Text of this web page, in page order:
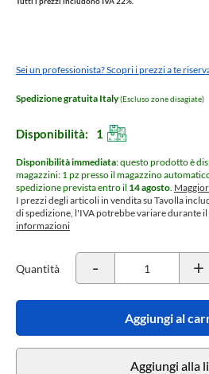
Sei un professionista? Scopri i prezzi a te
Spedizione gratuita Italy(Escluso zone disagiate)
Disponibilità: 1
Disponibilità immediata: questo prodotto è
magazzini: 1 pz presso il magazzino
spedizione prevista entro il 14 agosto.
I prezzi degli articoli in vendita su Tavolla
di spedizione, l'IVA potrebbe variare durante
informazioni
Quantità - +
Aggiungi al
Aggiungi alla